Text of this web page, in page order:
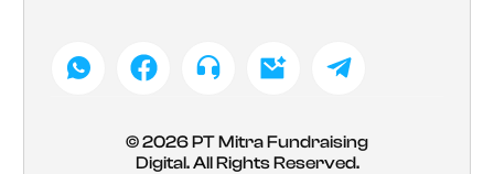
© 2026PT Mitra Fundraising
Digital. All Rights Reserved.